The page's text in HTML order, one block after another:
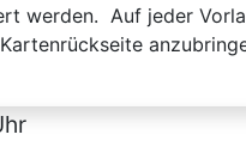
werden. Auf jeder